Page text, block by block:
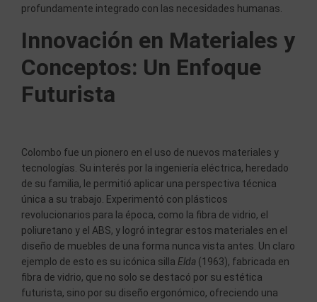
profundamente integrado con las necesidades humanas.
Innovación en Materiales y
Conceptos: Un Enfoque
Futurista
Colombo fue un pionero en el uso de nuevos materiales y
tecnologías. Su interés por la ingeniería eléctrica, heredado
de su familia, le permitió aplicar una perspectiva técnica
única a su trabajo. Experimentó con plásticos
revolucionarios para la época, como la fibra de vidrio, el
poliuretano y el ABS, y logró integrar estos materiales en el
diseño de muebles de una forma nunca vista antes. Un claro
ejemplo de esto es su icónica silla Elda (1963), fabricada en
fibra de vidrio, que no solo se destacó por su estética
futurista, sino por su diseño ergonómico, ofreciendo una